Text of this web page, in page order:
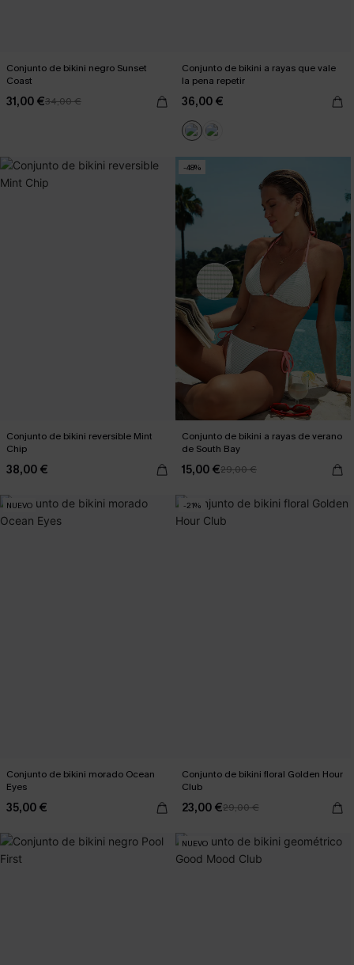
Conjunto de bikini negro Sunset
Coast
31,00 €34,00 €
Conjunto de bikini a rayas que vale
la pena repetir
36,00 €
Conjunto de bikini reversible Mint
Chip
38,00 €
-48%
Conjunto de bikini a rayas de verano
de South Bay
15,00 €29,00 €
NUEVO
Conjunto de bikini morado Ocean
Eyes
35,00 €
-21%
Conjunto de bikini floral Golden Hour
Club
23,00 €29,00 €
NUEVO